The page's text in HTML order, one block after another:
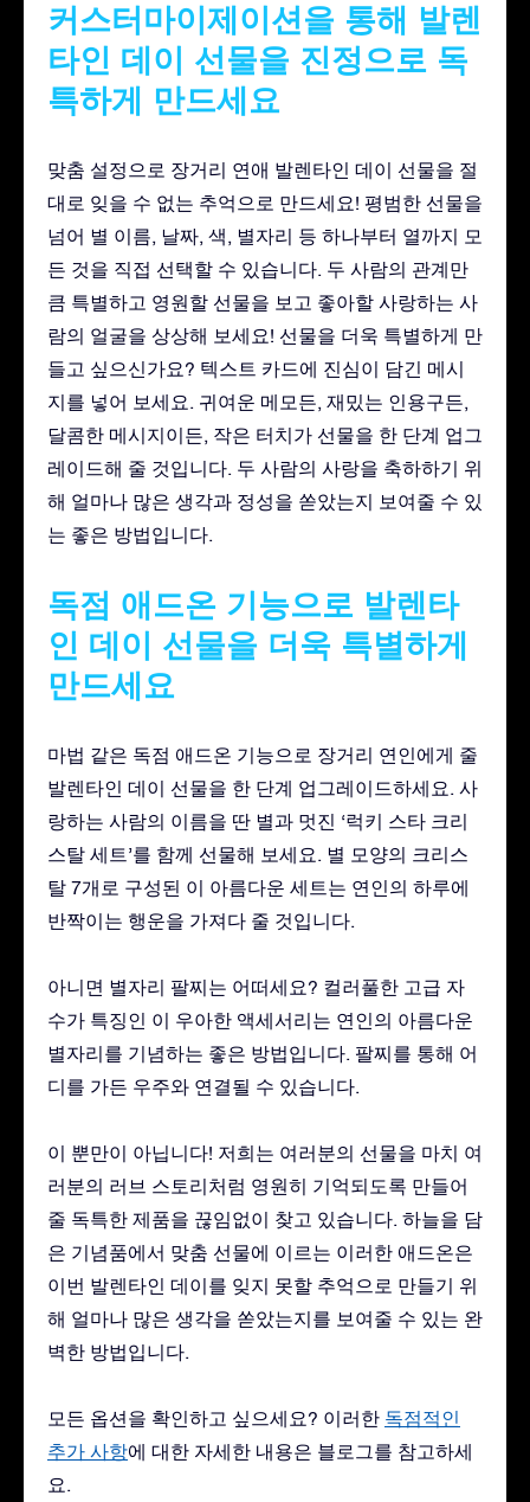
커스터마이제이션을 통해 발렌
타인 데이 선물을 진정으로 독
특하게 만드세요
맞춤 설정으로 장거리 연애 발렌타인 데이 선물을 절
대로 잊을 수 없는 추억으로 만드세요! 평범한 선물을
넘어 별 이름, 날짜, 색, 별자리 등 하나부터 열까지 모
든 것을 직접 선택할 수 있습니다. 두 사람의 관계만
큼 특별하고 영원할 선물을 보고 좋아할 사랑하는 사
람의 얼굴을 상상해 보세요! 선물을 더욱 특별하게 만
들고 싶으신가요? 텍스트 카드에 진심이 담긴 메시
지를 넣어 보세요. 귀여운 메모든, 재밌는 인용구든,
달콤한 메시지이든, 작은 터치가 선물을 한 단계 업그
레이드해 줄 것입니다. 두 사람의 사랑을 축하하기 위
해 얼마나 많은 생각과 정성을 쏟았는지 보여줄 수 있
는 좋은 방법입니다.
독점 애드온 기능으로 발렌타
인 데이 선물을 더욱 특별하게
만드세요
마법 같은 독점 애드온 기능으로 장거리 연인에게 줄
발렌타인 데이 선물을 한 단계 업그레이드하세요. 사
랑하는 사람의 이름을 딴 별과 멋진 ‘럭키 스타 크리
스탈 세트’를 함께 선물해 보세요. 별 모양의 크리스
탈 7개로 구성된 이 아름다운 세트는 연인의 하루에
반짝이는 행운을 가져다 줄 것입니다.
아니면 별자리 팔찌는 어떠세요? 컬러풀한 고급 자
수가 특징인 이 우아한 액세서리는 연인의 아름다운
별자리를 기념하는 좋은 방법입니다. 팔찌를 통해 어
디를 가든 우주와 연결될 수 있습니다.
이 뿐만이 아닙니다! 저희는 여러분의 선물을 마치 여
러분의 러브 스토리처럼 영원히 기억되도록 만들어
줄 독특한 제품을 끊임없이 찾고 있습니다. 하늘을 담
은 기념품에서 맞춤 선물에 이르는 이러한 애드온은
이번 발렌타인 데이를 잊지 못할 추억으로 만들기 위
해 얼마나 많은 생각을 쏟았는지를 보여줄 수 있는 완
벽한 방법입니다.
모든 옵션을 확인하고 싶으세요? 이러한 독점적인
추가 사항에 대한 자세한 내용은 블로그를 참고하세
요.